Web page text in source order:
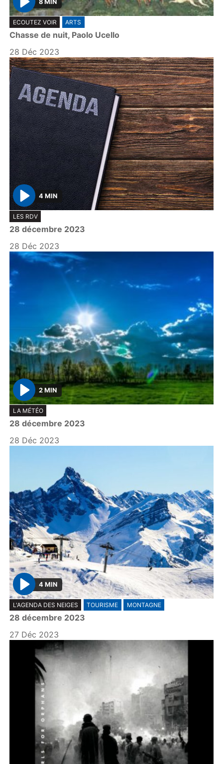
P
l
a
y
8 MIN
ECOUTEZ VOIR ARTS
Chasse de nuit, Paolo Ucello
28 Déc 2023
P
l
a
y
4 MIN
LES RDV
28 décembre 2023
28 Déc 2023
P
l
a
y
2 MIN
LA MÉTÉO
28 décembre 2023
28 Déc 2023
P
l
a
y
4 MIN
L'AGENDA DES NEIGES TOURISME MONTAGNE
28 décembre 2023
27 Déc 2023